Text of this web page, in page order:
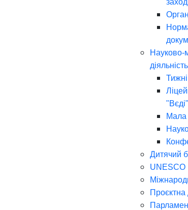
Науково-
діяльність
"Вєді"
Мала
Дитячий
UNESCO
Проєктна